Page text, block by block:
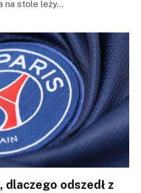
na stole leży…
dlaczego odszedł z